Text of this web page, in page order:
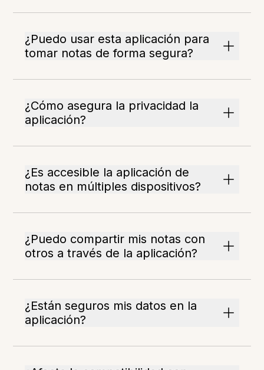
¿Puedo usar esta aplicación para
tomar notas de forma segura?
¿Cómo asegura la privacidad la
aplicación?
¿Es accesible la aplicación de
notas en múltiples dispositivos?
¿Puedo compartir mis notas con
otros a través de la aplicación?
¿Están seguros mis datos en la
aplicación?